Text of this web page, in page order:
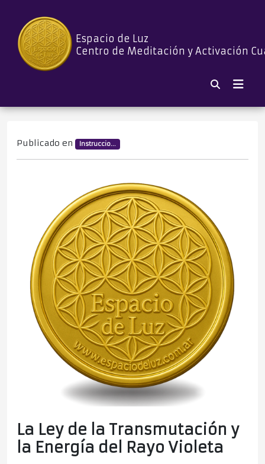
Espacio de Luz
Centro de Meditación y Activación
Publicado en Instruccio...
La Ley de la Transmutación y
la Energía del Rayo Violeta